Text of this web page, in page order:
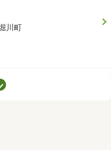
川町